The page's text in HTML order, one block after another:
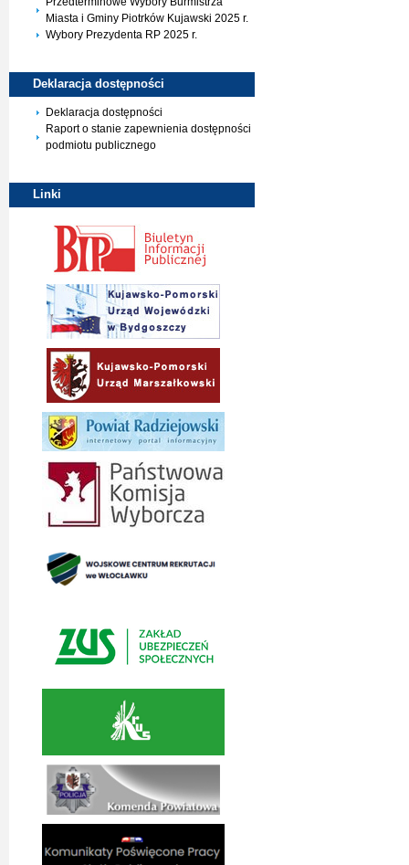
Miasta i Gminy Piotrków Kujawski 2025 r.
Wybory Prezydenta RP 2025 r.
Deklaracja dostępności
Deklaracja dostępności
Raport o stanie zapewnienia dostępności
podmiotu publicznego
Linki